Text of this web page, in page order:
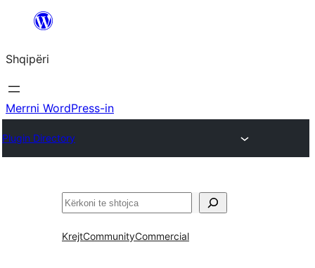
Hidhu
lënda
Shqipëri
Merrni WordPress-in
Plugin Directory
Kërko
KrejtCommunityCommercial